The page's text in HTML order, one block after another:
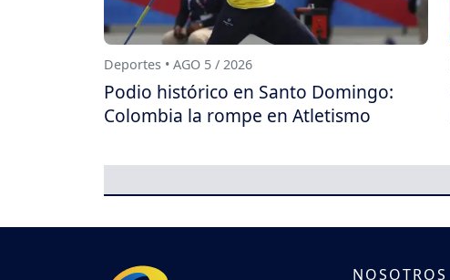
Deportes • AGO 5 / 2026
Podio histórico en Santo Domingo:
Colombia la rompe en Atletismo
NOSOTROS